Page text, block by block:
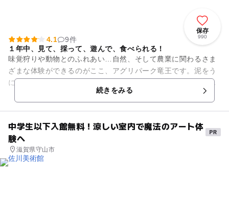
保存
990
4.1
9件
１年中、見て、採って、遊んで、食べられる！
味覚狩りや動物とのふれあい…自然、そして農業に関わるさま
ざまな体験ができるのがここ、アグリパーク竜王です。泥をう
にゅっと踏みつけて元気に行う田植えや、稲穂を一気にざくっ
と刈る感触が面白い稲刈り。...続きをみる
中学生以下入館無料！涼しい室内で魔法のアート体
験へ
滋賀県守山市